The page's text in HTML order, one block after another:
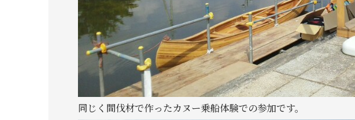
同じく間伐材で作ったカヌー乗船体験での参加です。